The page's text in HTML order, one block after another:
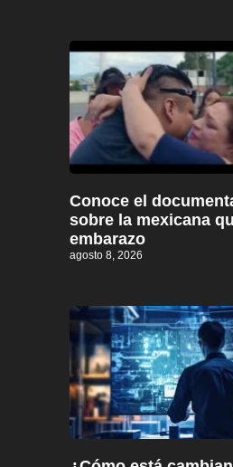
Conoce el
sobre la mexicana
embarazo
agosto 8, 2026